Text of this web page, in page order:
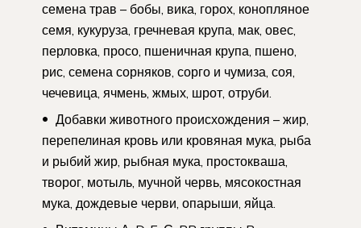
семена трав – бобы, вика, горох, конопляное
семя, кукуруза, гречневая крупа, мак, овес,
перловка, просо, пшеничная крупа, пшено,
рис, семена сорняков, сорго и чумиза, соя,
чечевица, ячмень, жмых, шрот, отруби.
Добавки животного происхождения – жир,
перепелиная кровь или кровяная мука, рыба
и рыбий жир, рыбная мука, простокваша,
творог, мотыль, мучной червь, мясокостная
мука, дождевые черви, опарыши, яйца.